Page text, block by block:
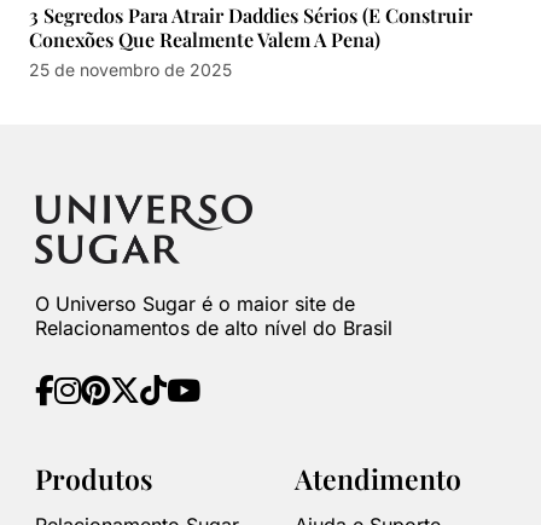
3 Segredos Para Atrair Daddies Sérios (E Construir
Conexões Que Realmente Valem A Pena)
25 de novembro de 2025
O Universo Sugar é o maior site de
Relacionamentos de alto nível do Brasil
Produtos Atendimento